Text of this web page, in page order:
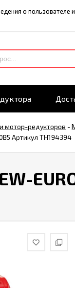
о
мотор-редукторов -
Артикул TH194394